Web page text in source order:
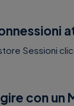
Sessioni
con un